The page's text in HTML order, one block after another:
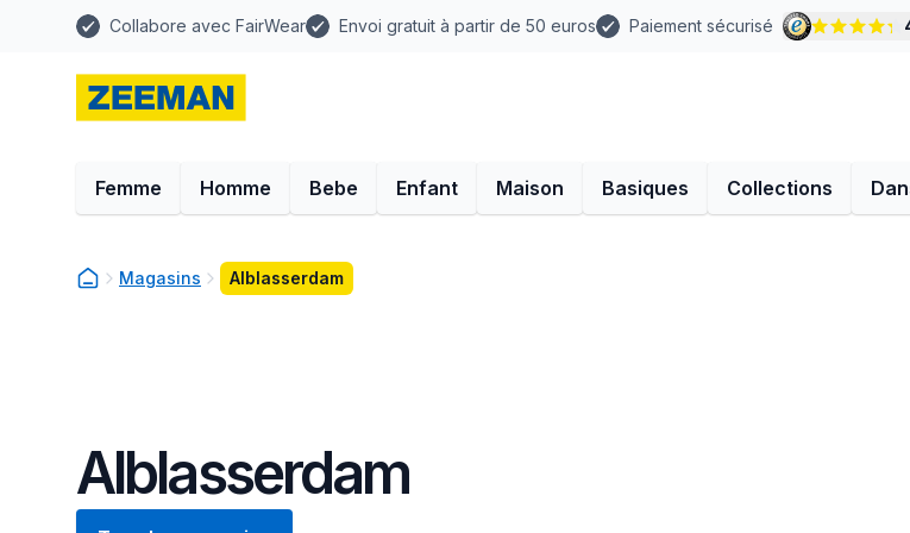
Collabore avec FairWear Envoi gratuit à partir de 50 euros Paiement sécurisé
Femme Homme Bebe Enfant Maison Basiques Collections
Magasins Alblasserdam
Alblasserdam